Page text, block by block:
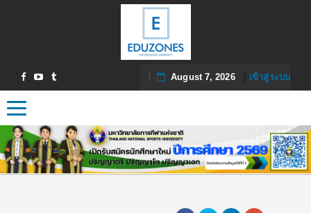
August 7, 2026| เข้าสู่ระบบ
Toggle navigation